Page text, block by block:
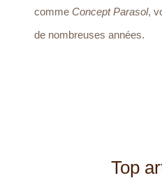
comme Concept Parasol,
de nombreuses années.
Top